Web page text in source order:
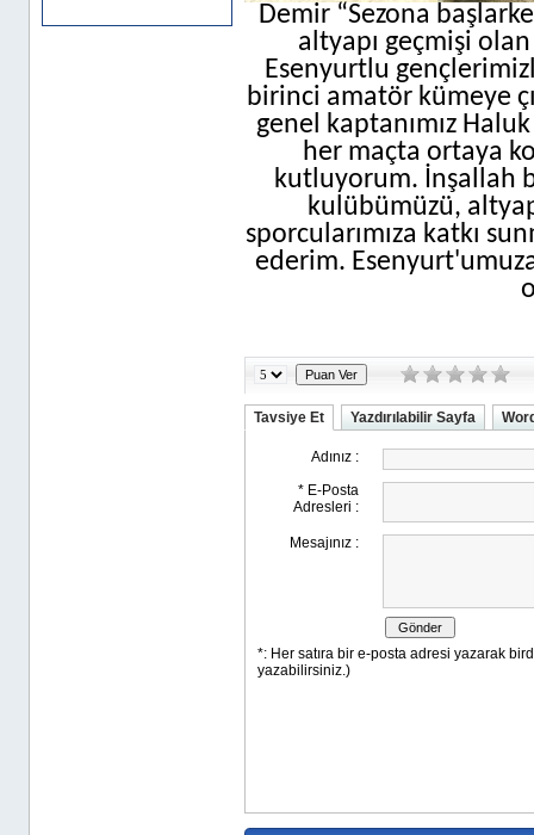
Demir “Sezona
altyapı geçmişi
Esenyurtlu
birinci amatör kümeye
genel kaptanımız
her maçta ortaya
kutluyorum. İnşallah
kulübümüzü,
sporcularımıza katkı
ederim.
Tavsiye Et Yazdırılabilir Sayfa